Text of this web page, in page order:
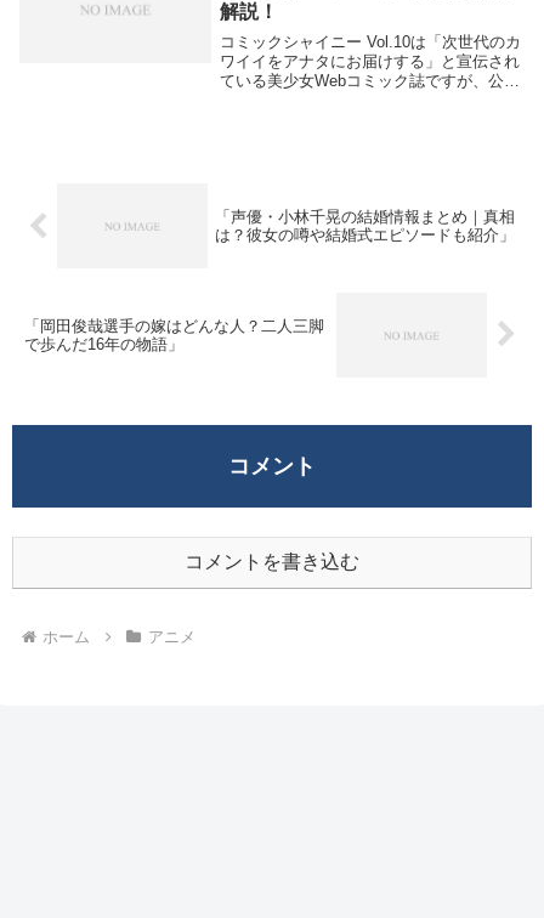
解説！
コミックシャイニー Vol.10は「次世代のカ
ワイイをアナタにお届けする」と宣伝され
ている美少女Webコミック誌ですが、公開
「声優・小林千晃の結婚情報まとめ｜真相
は？彼女の噂や結婚式エピソードも紹介」
「岡田俊哉選手の嫁はどんな人？二人三脚
で歩んだ16年の物語」
コメント
コメントを書き込む
ホーム アニメ